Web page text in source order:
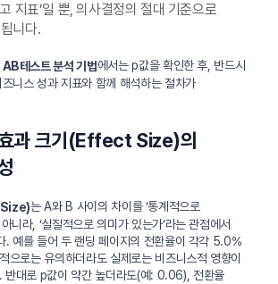
지표’일 뿐, 의사결정의 절대 기준으로
니다.
AB테스트 분석 기법에서는 p값을 확인한 후, 반드시
니스 성과 지표와 함께 해석하는 절차가
과 크기(Effect Size)의
는 A와 B 사이의 차이를 ‘통계적으로
니라, ‘실질적으로 의미가 있는가’라는 관점에서
. 예를 들어 두 랜딩 페이지의 전환율이 각각 5.0%
으로는 유의하더라도 실제로는 비즈니스적 영향이
반대로 p값이 약간 높더라도(예: 0.06), 전환율